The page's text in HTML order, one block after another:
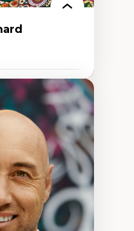
– processus
–
et conscience
– ludification et
les matières –
et langage